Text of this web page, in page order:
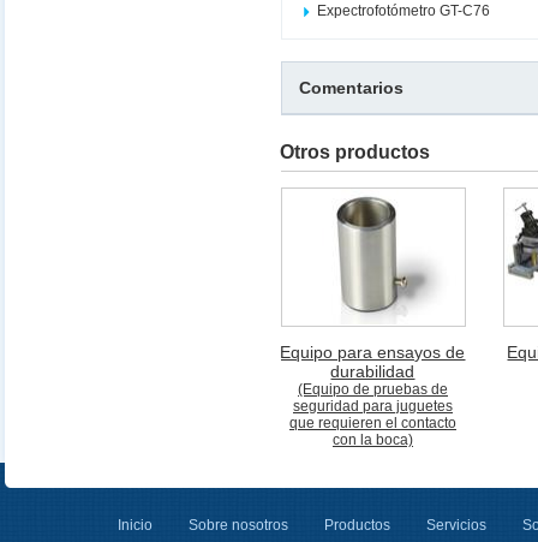
Expectrofotómetro GT-C76
Comentarios
Otros productos
Equipo para ensayos de
durabilidad
(Equipo de pruebas de
seguridad para juguetes
que requieren el contacto
con la boca)
Inicio Sobre nosotros Productos Servicios